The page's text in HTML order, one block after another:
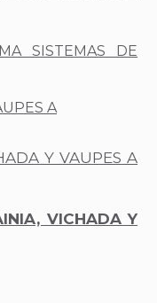
SISTEMAS DE
A
Y VAUPES A
VICHADA Y